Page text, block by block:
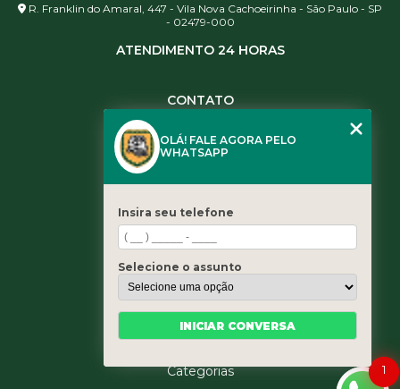
R. Franklin do Amaral, 447 - Vila Nova Cachoeirinha - São Paulo - SP
- 02479-000
ATENDIMENTO 24 HORAS
CONTATO
(11) 3461-5871
contato@leaoservicos.com.br
Home
Quem somos
Serviços
Blog
Categorias
1
OLÁ! FALE AGORA PELO
WHATSAPP
Insira seu telefone
Selecione o assunto
INICIAR CONVERSA